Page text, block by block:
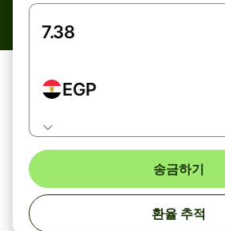
EGP
송금하기
환율 추적